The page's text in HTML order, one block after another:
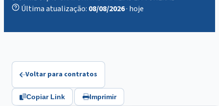
Última atualização: 08/08/2026· hoje
Voltar para contratos
Copiar Link Imprimir